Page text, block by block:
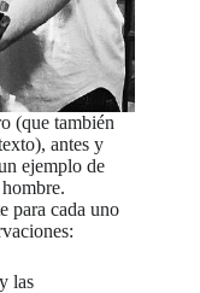
(que también
antes y
ejemplo de
para cada uno
las